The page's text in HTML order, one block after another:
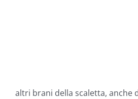
altri brani della scaletta, anche